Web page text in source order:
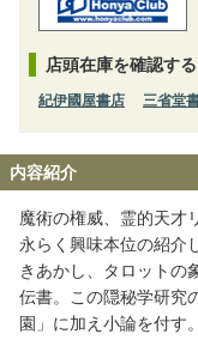
店頭在庫を確認する
紀伊國屋書店 三省堂
内容紹介
魔術の権威、霊的天才
永らく興味本位の紹介
きあかし、タロットの
伝書。この隠秘学研究
園」に加え小論を付す。